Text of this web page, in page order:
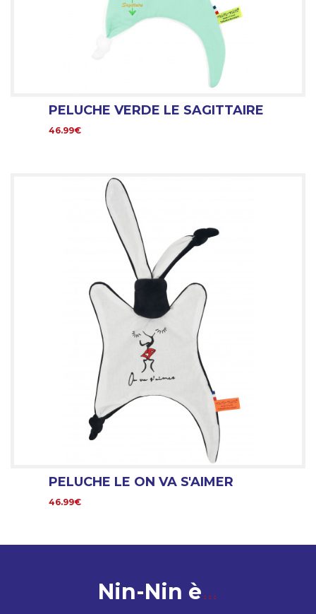
PELUCHE VERDE LE SAGITTAIRE
46.99€
PELUCHE LE ON VA S'AIMER
46.99€
Nin-Nin è